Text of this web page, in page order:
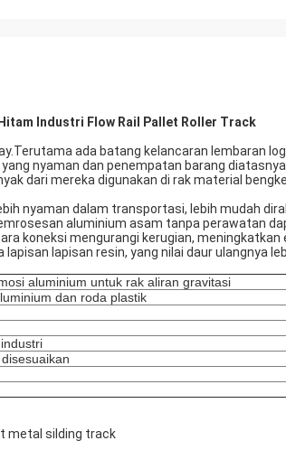
Industri Flow Rail Pallet Roller Track
ada batang kelancaran lembaran
nyaman dan penempatan barang
dari mereka digunakan di rak material
nyaman dalam transportasi, lebih mudah
aluminium asam tanpa perawatan
koneksi mengurangi kerugian, meningkatkan
lapisan resin, yang nilai daur ulangnya
aluminium untuk rak aliran gravitasi
dan roda plastik
metal silding track